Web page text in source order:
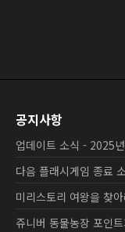
공지사항
업데이트 소식 - 2025
다음 플래시게임 종료
미리스토리 여왕을 찾
쥬니버 동물농장 포인